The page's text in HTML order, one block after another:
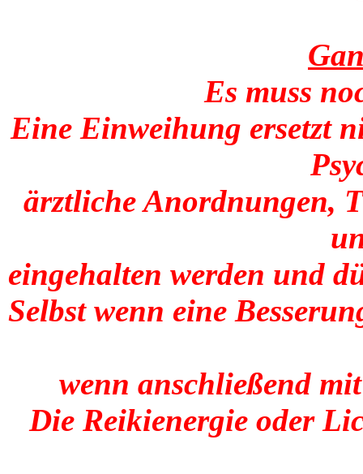
Es muss
Eine Einweihung ersetzt
ärztliche Anordnungen,
eingehalten werden und
Selbst wenn eine
wenn anschließend
Die Reikienergie oder